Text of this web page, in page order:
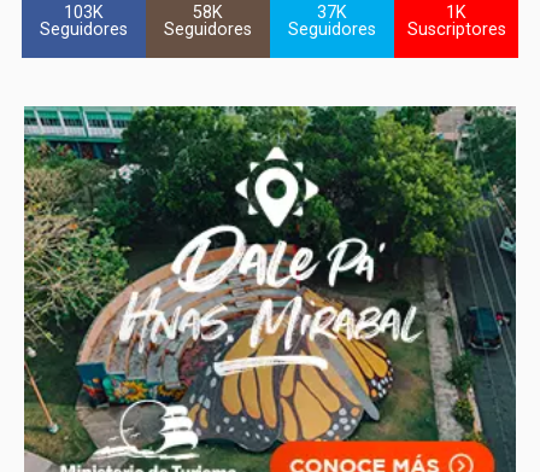
103K
Seguidores
58K
Seguidores
37K
Seguidores
1K
Suscriptores